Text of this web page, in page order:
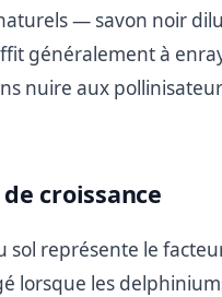
— savon noir
généralement à
nuire aux
croissance
sol représente le
lorsque les